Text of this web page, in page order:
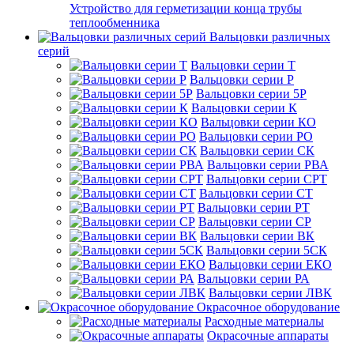
Устройство для герметизации конца трубы
теплообменника
Вальцовки различных
серий
Вальцовки серии Т
Вальцовки серии Р
Вальцовки серии 5Р
Вальцовки серии К
Вальцовки серии КО
Вальцовки серии РО
Вальцовки серии СК
Вальцовки серии РВА
Вальцовки серии СРТ
Вальцовки серии СТ
Вальцовки серии РТ
Вальцовки серии СР
Вальцовки серии ВК
Вальцовки серии 5СК
Вальцовки серии ЕКО
Вальцовки серии РА
Вальцовки серии ЛВК
Окрасочное оборудование
Расходные материалы
Окрасочные аппараты